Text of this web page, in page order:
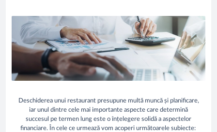
Deschiderea unui restaurant presupune multă muncă și planificare,
iar unul dintre cele mai importante aspecte care determină
succesul pe termen lung este o înțelegere solidă a aspectelor
financiare. În cele ce urmează vom acoperi următoarele subiecte: